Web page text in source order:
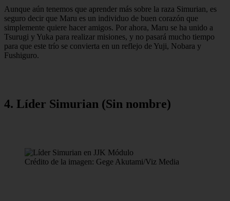
Aunque aún tenemos que aprender más sobre la raza Simurian, es
seguro decir que Maru es un individuo de buen corazón que
simplemente quiere hacer amigos. Por ahora, Maru se ha unido a
Tsurugi y Yuka para realizar misiones, y no pasará mucho tiempo
para que este trío se convierta en un reflejo de Yuji, Nobara y
Fushiguro.
4. Líder Simurian (Sin nombre)
Crédito de la imagen: Gege Akutami/Viz Media